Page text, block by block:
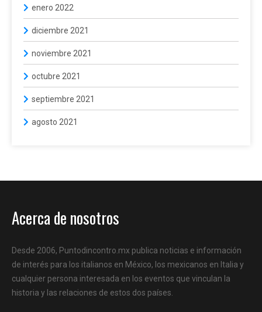
enero 2022
diciembre 2021
noviembre 2021
octubre 2021
septiembre 2021
agosto 2021
Acerca de nosotros
Desde 2006, Puntodincontro.mx publica noticias e información
de interés para los italianos en México, los mexicanos en Italia y
cualquier persona interesada en los eventos que vinculan la
historia y las relaciones de estos dos países.